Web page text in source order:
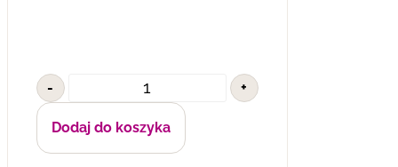
- +
Dodaj do koszyka